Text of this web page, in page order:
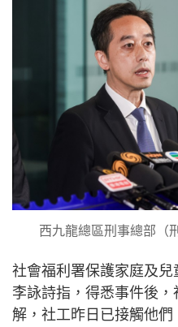
西九龍總區刑事總部（
社會福利署保護家庭及
李詠詩指，得悉事件後
解，社工昨日已接觸他